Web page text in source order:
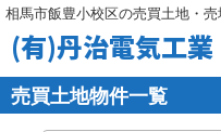
相馬市飯豊小校区の売買土地・
(有)丹治電気工業
売買土地物件一覧